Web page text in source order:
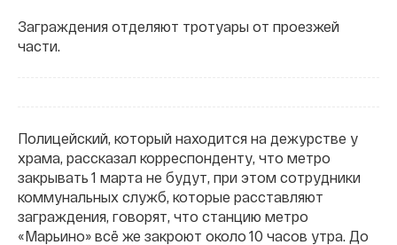
Заграждения отделяют тротуары от проезжей
части.
Полицейский, который находится на дежурстве у
храма, рассказал корреспонденту, что метро
закрывать 1 марта не будут, при этом сотрудники
коммунальных служб, которые расставляют
заграждения, говорят, что станцию метро
«Марьино» всё же закроют около 10 часов утра. До